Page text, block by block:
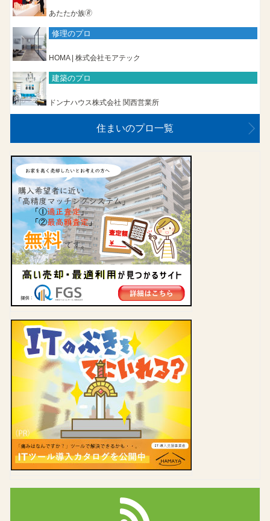
あたたか族🄬
修理のプロ
HOMA | 株式会社モアテック
建築のプロ
ドンナハウス株式会社 関西営業所
住まいのプロ一覧